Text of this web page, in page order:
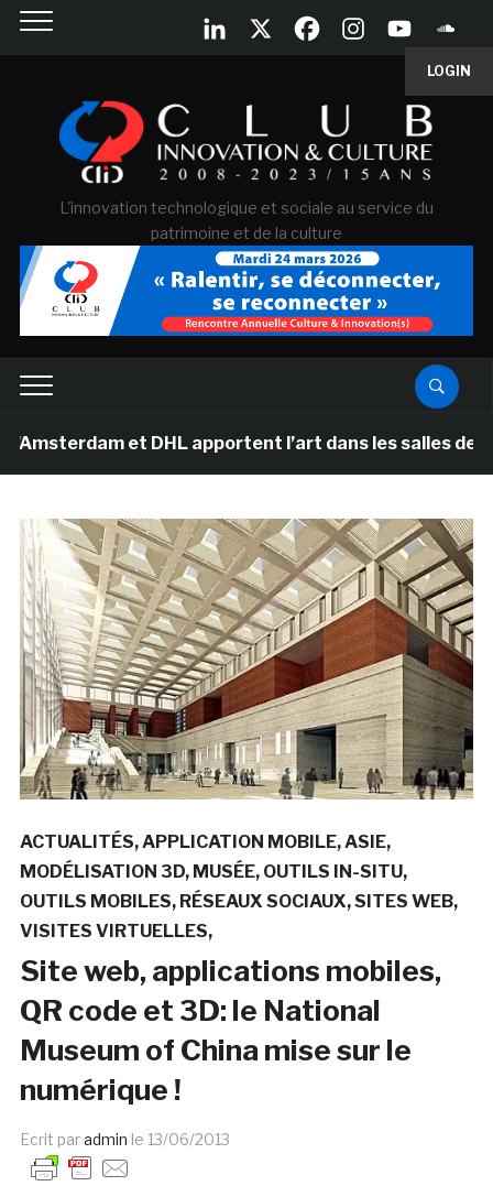
LOGIN
L'innovation technologique et sociale au service du
patrimoine et de la culture
et DHL apportent l’art dans les salles de classe
ACTUALITÉS APPLICATION MOBILE ASIE
MODÉLISATION 3D MUSÉE OUTILS IN-SITU
OUTILS MOBILES RÉSEAUX SOCIAUX SITES WEB
VISITES VIRTUELLES
Site web, applications mobiles,
QR code et 3D: le National
Museum of China mise sur le
numérique !
Ecrit paradmin le 13/06/2013